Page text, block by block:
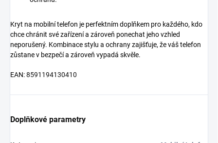
Kryt na mobilní telefon je perfektním doplňkem pro každého, kdo
chce chránit své zařízení a zároveň ponechat jeho vzhled
neporušený. Kombinace stylu a ochrany zajišťuje, že váš telefon
zůstane v bezpečí a zároveň vypadá skvěle.
EAN:8591194130410
Doplňkové parametry